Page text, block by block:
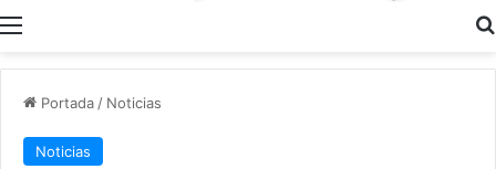
Portada / Noticias
Noticias